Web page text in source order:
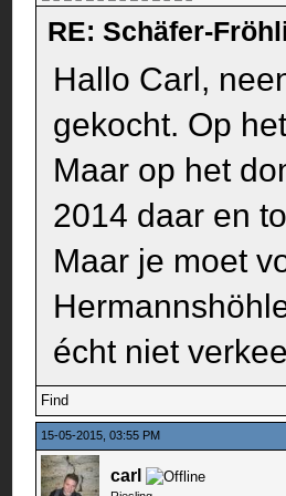
RE: Schäfer-
Hallo Carl,
gekocht. Op
Maar op het
2014 daar en
Maar je moet
écht niet
Find
15-05-2015, 03:55 PM
carl